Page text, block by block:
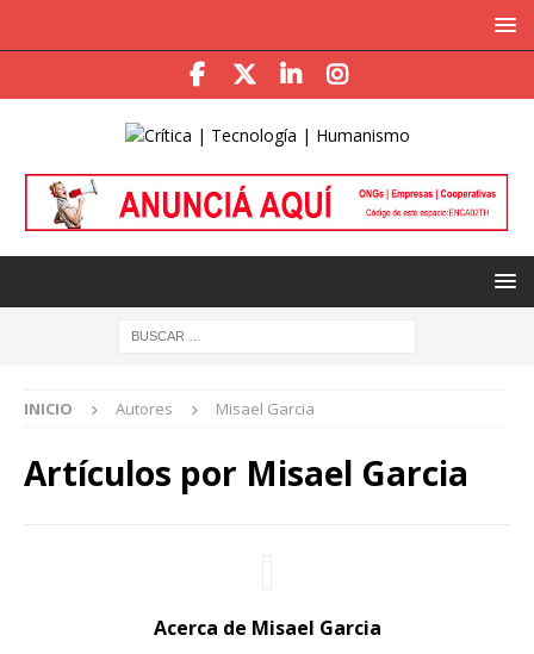
INICIO Autores Misael Garcia
Artículos por Misael Garcia
Acerca de Misael Garcia